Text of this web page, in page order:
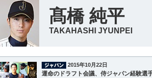
髙橋 純平
TAKAHASHI JYUNPEI
2015年10月22日
運命のドラフト会議、侍ジャパン経験選